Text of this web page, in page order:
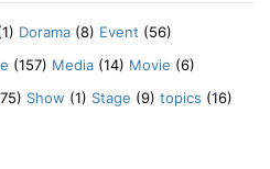
Dorama (8) Event (56)
(157) Media (14) Movie (6)
Show (1) Stage (9) topics (16)